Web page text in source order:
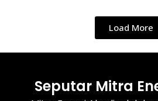
Load More
Seputar Mitra